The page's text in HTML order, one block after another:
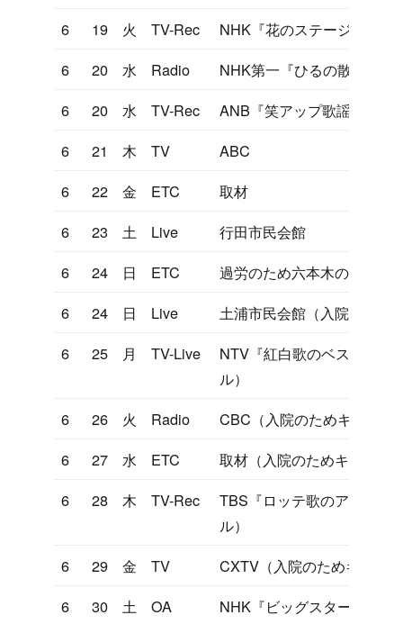
6
19 火 TV-Rec
NHK『花のステージ』
6
20 水 Radio
NHK第一『ひるの散歩道』
6
20 水 TV-Rec
ANB『笑アップ歌謡曲大作
6
21 木 TV
ABC
6
22 金 ETC
取材
6
23 土 Live
行田市民会館
6
24 日 ETC
過労のため六本木の病院に
6
24 日 Live
土浦市民会館（入院のため
6
25 月 TV-Live
NTV『紅白歌のベストテン
ル）
6
26 火 Radio
CBC（入院のためキャンセ
6
27 水 ETC
取材（入院のためキャンセ
6
28 木 TV-Rec
TBS『ロッテ歌のアルバム
ル）
6
29 金 TV
CXTV（入院のためキャン
6
30 土 OA
NHK『ビッグスタースペシ